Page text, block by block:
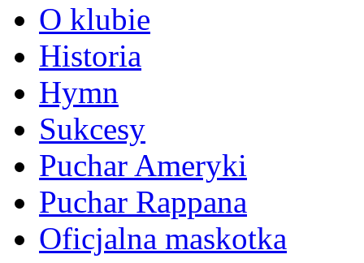
O klubie
Historia
Hymn
Sukcesy
Puchar Ameryki
Puchar Rappana
Oficjalna maskotka